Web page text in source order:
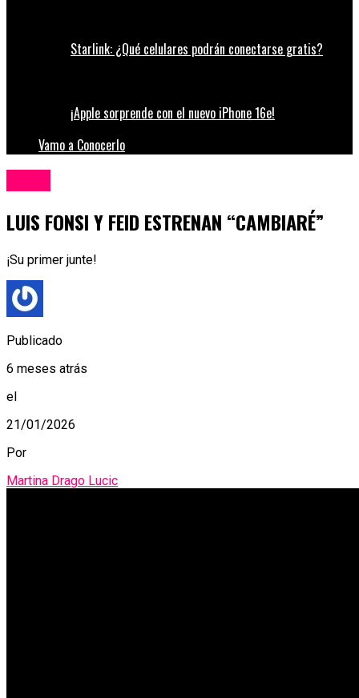
Starlink: ¿Qué celulares podrán conectarse gratis?
¡Apple sorprende con el nuevo iPhone 16e!
Vamo a Conocerlo
LUIS FONSI Y FEID ESTRENAN “CAMBIARÉ”
¡Su primer junte!
Publicado
6 meses atrás
el
21/01/2026
Por
Martina Drago Lucic